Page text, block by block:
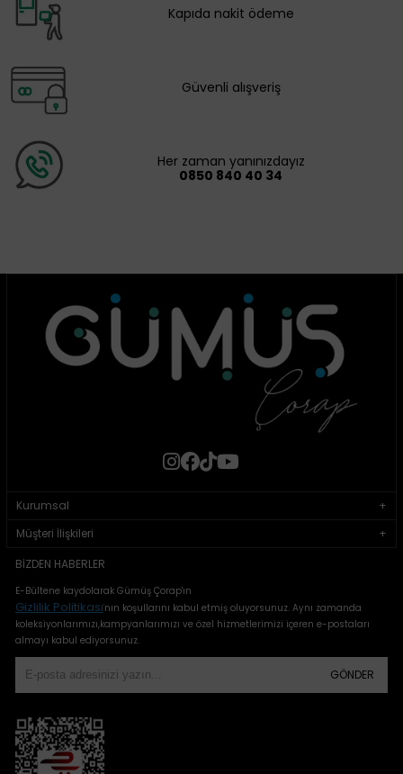
Kapıda nakit ödeme
Güvenli alışveriş
Her zaman yanınızdayız
0850 840 40 34
Kurumsal
Müşteri İlişkileri
BIZDEN HABERLER
E-Bültene kaydolarak Gümüş Çorap'ın
Gizlilik Politikası'nın koşullarını kabul etmiş oluyorsunuz. Aynı zamanda
koleksiyonlarımızı,kampyanlarımızı ve özel hizmetlerimizi içeren e-postaları
almayı kabul ediyorsunuz.
GÖNDER